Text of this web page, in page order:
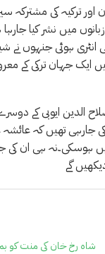
اور ترکیہ کی
میں نشر کیا
ہوئی جنہوں نے شیخ
ایک جہان ترکی کے
الدین ایوبی کے
قیاس آرائیاں کی
سے کوئی تصدیق نہیں
شاہ رخ خان کی منت کو